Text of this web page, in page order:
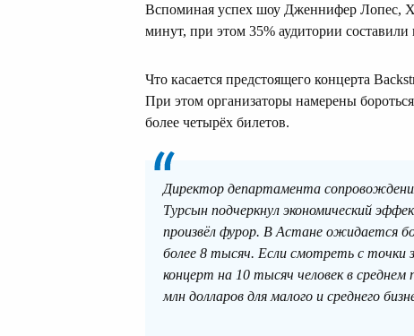
Вспоминая успех шоу Дженнифер Лопес,
минут, при этом 35% аудитории
Что касается предстоящего концерта
При этом организаторы намерены
более четырёх билетов.
Директор департамента
Турсын подчеркнул экономический
произвёл фурор. В Астане ожидается
более 8 тысяч. Если смотреть с точки
концерт на 10 тысяч человек в среднем
млн долларов для малого и среднего